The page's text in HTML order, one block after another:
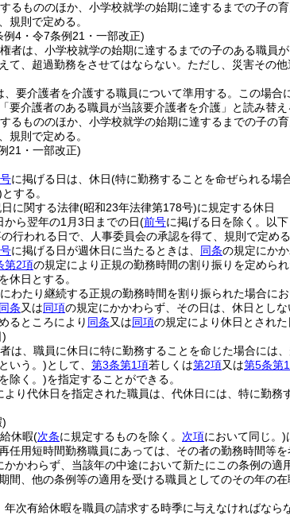
るもののほか、小学校就学の始期に達するまでの子の
規則で定める。
例4・令7条例21・一部改正)
者は、小学校就学の始期に達するまでの子のある職員
て、超過勤務をさせてはならない。 ただし、災害その
、要介護者を介護する職員について準用する。 この場合
要介護者のある職員が当該要介護者を介護」と読み替え
るもののほか、小学校就学の始期に達するまでの子の
規則で定める。
21・一部改正)
に掲げる日は、休日(特に勤務することを命ぜられる場
とする。
に関する法律(昭和23年法律第178号)に規定する休日
から翌年の1月3日までの日(前号に掲げる日を除く。以
行われる日で、人事委員会の承認を得て、規則で定め
に掲げる日が週休日に当たるときは、 同条の規定にか
第2項の規定により正規の勤務時間の割り振りを定めら
休日とする。
わたり継続する正規の勤務時間を割り振られた場合に
同条又は同項の規定にかかわらず、その日は、休日としな
るところにより 同条又は同項の規定により休日とされた
)
は、職員に休日に特に勤務することを命じた場合には
いう。)として、 第3条第1項若しくは第2項又は第5条第
除く。)を指定することができる。
より代休日を指定された職員は、代休日には、特に勤
)
休暇(次条に規定するものを除く。 次項において同じ。)
任用短時間勤務職員にあっては、その者の勤務時間等
かかわらず、当該年の中途において新たにこの条例の適
間、他の条例等の適用を受ける職員としてのその年の
年次有給休暇を職員の請求する時季に与えなければなら